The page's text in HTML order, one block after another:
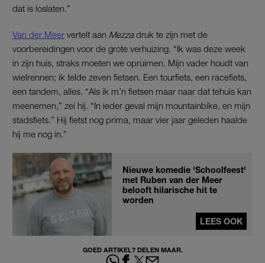
dat is loslaten.”
Van der Meer vertelt aan Mezzadruk te zijn met de
voorbereidingen voor de grote verhuizing. “Ik was deze week
in zijn huis, straks moeten we opruimen. Mijn vader houdt van
wielrennen; ik telde zeven fietsen. Een tourfiets, een racefiets,
een tandem, alles. “Als ik m’n fietsen maar naar dat tehuis kan
meenemen,” zei hij. “In ieder geval mijn mountainbike, en mijn
stadsfiets.” Hij fietst nog prima, maar vier jaar geleden haalde
hij me nog in.”
Nieuwe komedie 'Schoolfeest'
met Ruben van der Meer
belooft hilarische hit te
worden
LEES OOK
GOED ARTIKEL? DELEN MAAR.